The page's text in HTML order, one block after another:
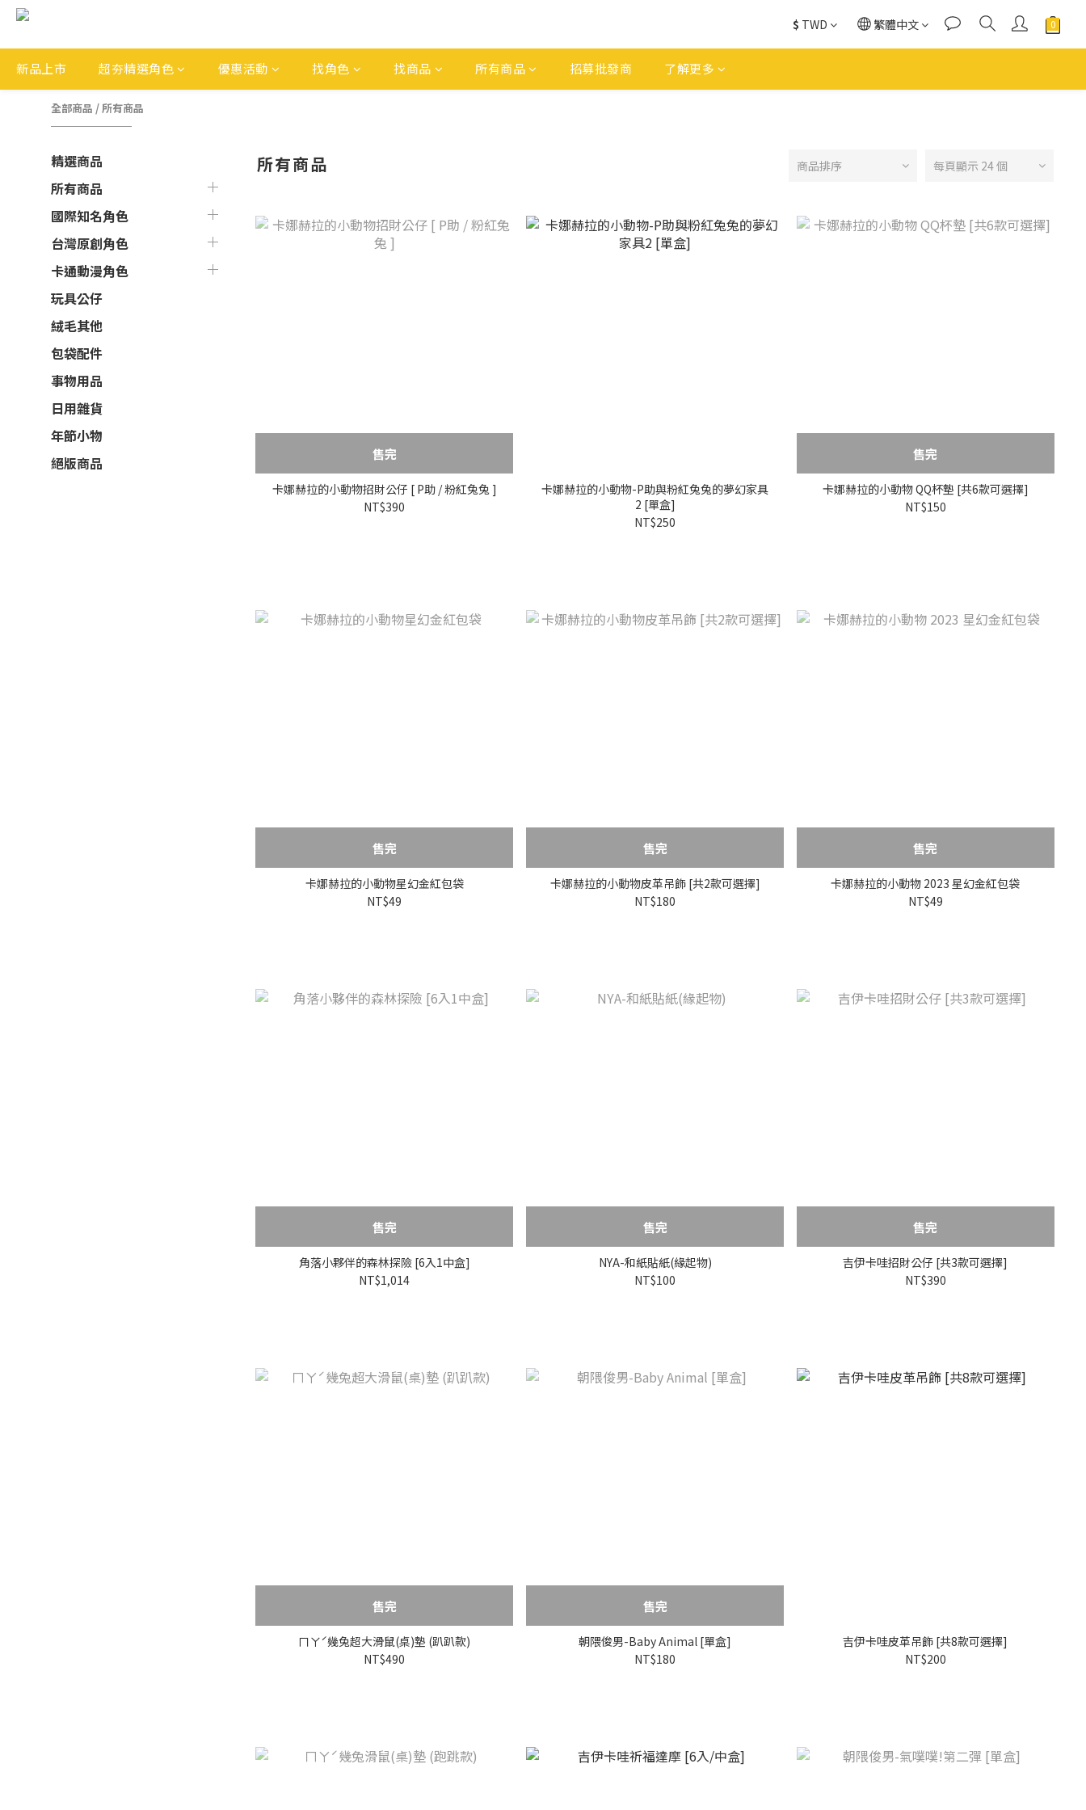
$ TWD 繁體中文
新品上市 超夯精選角色 優惠活動 找角色 找商品 所有商品 招募批發商 了解更多
全部商品 /所有商品
精選商品
所有商品
國際知名角色
台灣原創角色
卡通動漫角色
玩具公仔
絨毛其他
包袋配件
事物用品
日用雜貨
年節小物
絕版商品
所有商品 商品排序 每頁顯示 24 個
售完
卡娜赫拉的小動物招財公仔 [ P助 / 粉紅兔兔 ]
NT$390
卡娜赫拉的小動物-P助與粉紅兔兔的夢幻家具
2 [單盒]
NT$250
售完
卡娜赫拉的小動物 QQ杯墊 [共6款可選擇]
NT$150
售完
卡娜赫拉的小動物星幻金紅包袋
NT$49
售完
卡娜赫拉的小動物皮革吊飾 [共2款可選擇]
NT$180
售完
卡娜赫拉的小動物 2023 星幻金紅包袋
NT$49
售完
角落小夥伴的森林探險 [6入1中盒]
NT$1,014
售完
NYA-和紙貼紙(緣起物)
NT$100
售完
吉伊卡哇招財公仔 [共3款可選擇]
NT$390
售完
ㄇㄚˊ幾兔超大滑鼠(桌)墊 (趴趴款)
NT$490
售完
朝隈俊男-Baby Animal [單盒]
NT$180
吉伊卡哇皮革吊飾 [共8款可選擇]
NT$200